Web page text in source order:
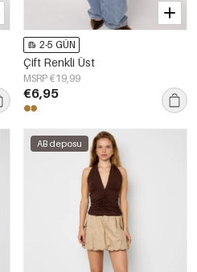
2-5 GÜN
Çift Renkli Üst
MSRP €19,99
€6,95
AB deposu